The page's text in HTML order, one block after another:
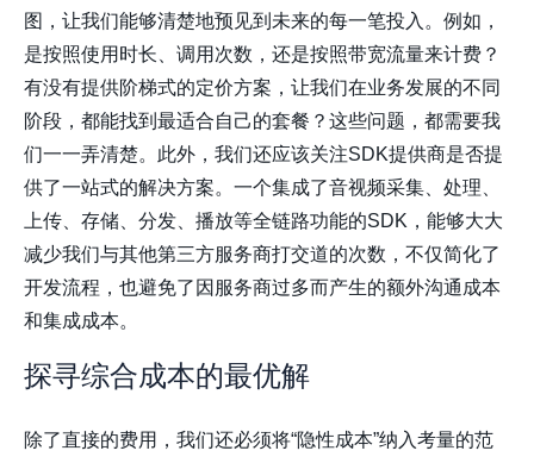
图，让我们能够清楚地预见到未来的每一笔投入。例如，
是按照使用时长、调用次数，还是按照带宽流量来计费？
有没有提供阶梯式的定价方案，让我们在业务发展的不同
阶段，都能找到最适合自己的套餐？这些问题，都需要我
们一一弄清楚。此外，我们还应该关注SDK提供商是否提
供了一站式的解决方案。一个集成了音视频采集、处理、
上传、存储、分发、播放等全链路功能的SDK，能够大大
减少我们与其他第三方服务商打交道的次数，不仅简化了
开发流程，也避免了因服务商过多而产生的额外沟通成本
和集成成本。
探寻综合成本的最优解
除了直接的费用，我们还必须将“隐性成本”纳入考量的范